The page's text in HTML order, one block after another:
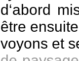
d‘abord
être
voyons et